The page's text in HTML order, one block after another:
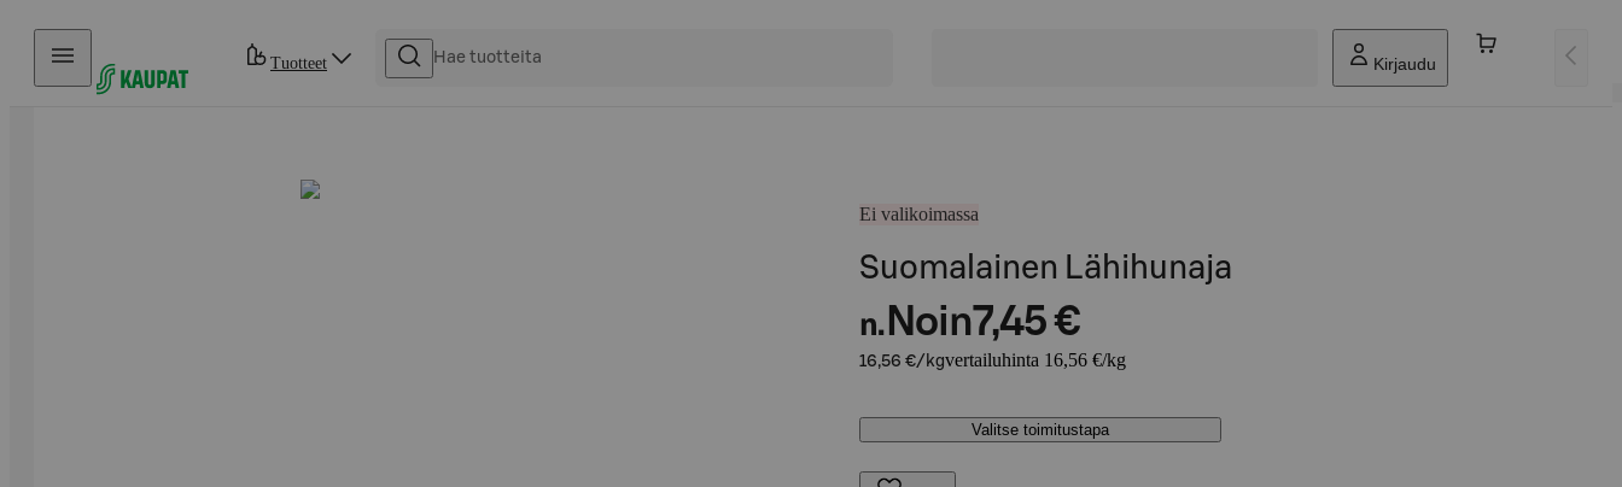
Hyppää sisältöön
Tuotteet Kirjaudu
Ei valikoimassa
Suomalainen Lähihunaja
n. Noin7,45 €
16,56 €/kgvertailuhinta 16,56 €/kg
Valitse toimitustapa